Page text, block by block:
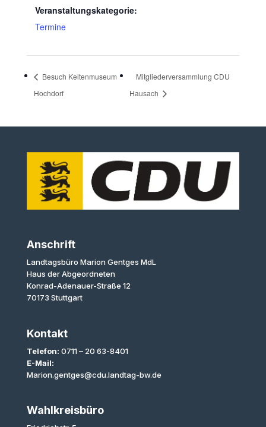
Veranstaltungskategorie:
Termine
Besuch Keltenmuseum
Hochdorf
Mitgliederversammlung CDU
Hausach
Anschrift
Landtagsbüro Marion Gentges MdL
Haus der Abgeordneten
Konrad-Adenauer-Straße 12
70173 Stuttgart
Kontakt
Telefon: 0711 – 20 63-8401
E-Mail:
Marion.gentges@cdu.landtag-bw.de
Wahlkreisbüro